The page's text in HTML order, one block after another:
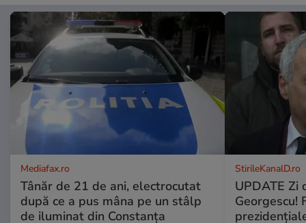
Mediafax.ro
Tânăr de 21 de ani, electrocutat
după ce a pus mâna pe un stâlp
de iluminat din Constanța
StirileKanalD.ro
UPDATE Zi
Georgescu!